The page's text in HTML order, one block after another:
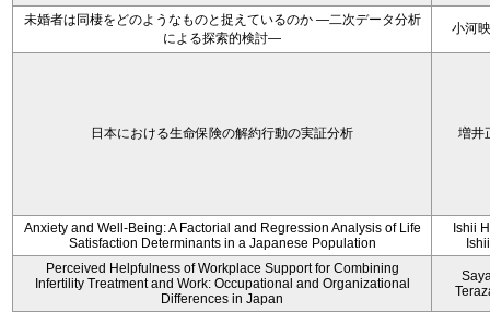
未婚者は同棲をどのようなものと捉えているのか —二次データ分析
による探索的検討—
小河
日本における生命保険の解約行動の実証分析 増井
Anxiety and Well-Being: A Factorial and Regression Analysis of Life
Satisfaction Determinants in a Japanese Population
Ishii
Perceived Helpfulness of Workplace Support for Combining
Infertility Treatment and Work: Occupational and Organizational
Differences in Japan